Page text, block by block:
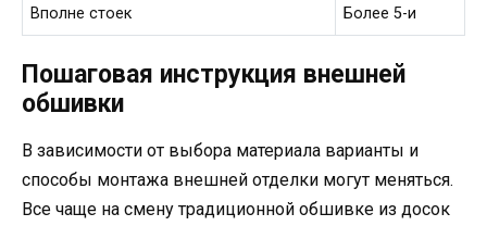
Вполне стоек Более 5-и
Пошаговая инструкция внешней
обшивки
В зависимости от выбора материала варианты и
способы монтажа внешней отделки могут меняться.
Все чаще на смену традиционной обшивке из досок